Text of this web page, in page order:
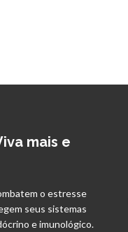
mais e
o estresse
seus sistemas
e imunológico.